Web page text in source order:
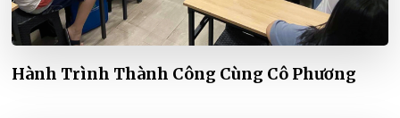
Hành Trình Thành Công Cùng Cô Phương